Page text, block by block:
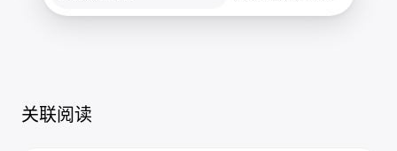
关联阅读